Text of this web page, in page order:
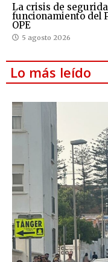
La crisis de
funcionamiento del
OPE
5 agosto 2026
Lo más leído